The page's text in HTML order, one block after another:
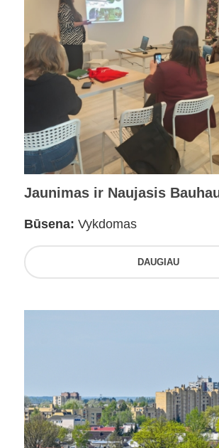
Jaunimas ir Naujasis
Būsena: Vykdomas
DAUGIAU